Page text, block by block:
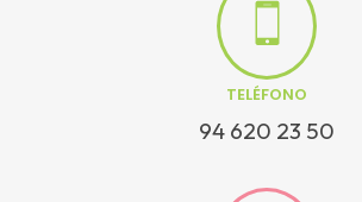
TELÉFONO
94 620 23 50